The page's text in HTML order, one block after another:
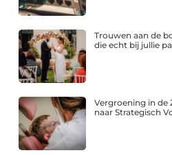
Trouwen aan de
die echt bij jullie
Vergroening in de
naar Strategisch